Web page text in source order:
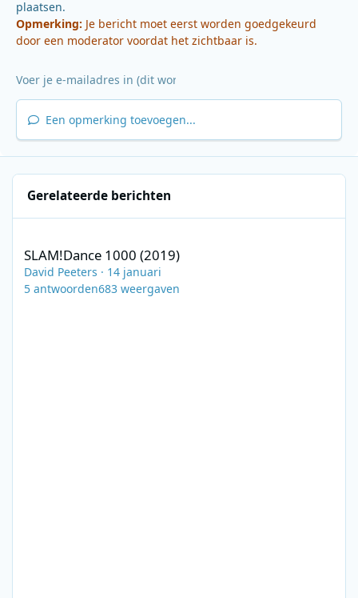
plaatsen.
Opmerking: Je bericht moet eerst worden goedgekeurd
door een moderator voordat het zichtbaar is.
Een opmerking toevoegen...
Gerelateerde berichten
SLAM!Dance 1000 (2019)
David Peeters · 14 januari
5 antwoorden683 weergaven